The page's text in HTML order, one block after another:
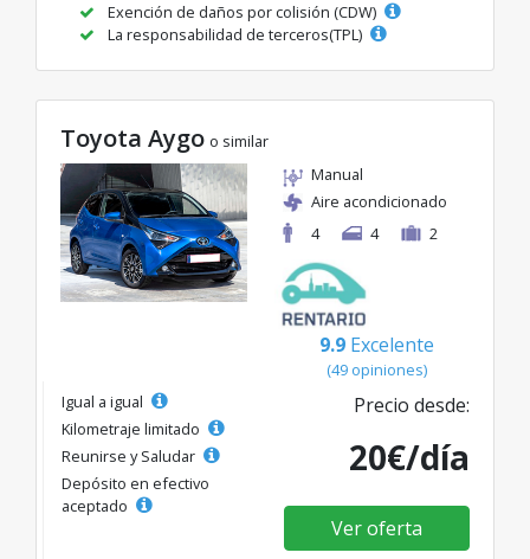
Exención de daños por colisión (CDW)
La responsabilidad de terceros(TPL)
Toyota Aygo o similar
Manual
Aire acondicionado
4
4 2
9.9 Excelente
(49 opiniones)
Igual a igual
Kilometraje limitado
Reunirse y Saludar
Depósito en efectivo
aceptado
Precio desde:
20€/día
Ver oferta